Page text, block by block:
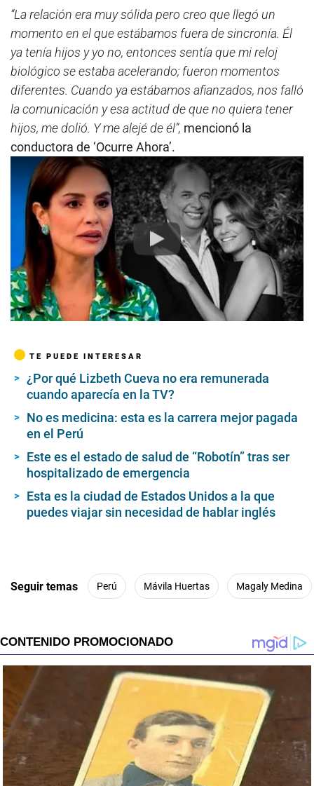
“La relación era muy sólida pero creo que llegó un
momento en el que estábamos fuera de sincronía. Él
ya tenía hijos y yo no, entonces sentía que mi reloj
biológico se estaba acelerando; fueron momentos
diferentes. Cuando ya estábamos afianzados, nos falló
la comunicación y esa actitud de que no quiera tener
hijos, me dolió. Y me alejé de él”, mencionó la
conductora de ‘Ocurre Ahora’.
Play
TE PUEDE INTERESAR
¿Por qué Lizbeth Cueva no era remunerada
cuando aparecía en la TV?
No es medicina: esta es la carrera mejor pagada
en el Perú
Este es el estado de salud de “Robotín” tras ser
hospitalizado de emergencia
Esta es la ciudad de Estados Unidos a la que
puedes viajar sin necesidad de hablar inglés
Seguir temas Perú Mávila Huertas Magaly Medina